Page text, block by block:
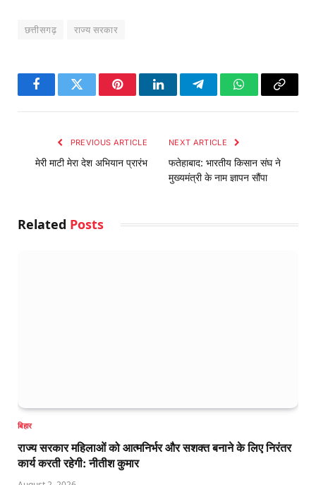
छत्तीसगढ़ राज्य सरकार
FacebookTwitter PinterestLinkedInTelegramWhatsApp
Copy
PREVIOUS ARTICLE
मेरी माटी मेरा देश अभियान प्रारंभ
NEXT ARTICLE
फतेहाबाद: भारतीय किसान संघ ने
मुख्यमंत्री के नाम ज्ञापन सौंपा
Related Posts
बिहार
राज्य सरकार महिलाओं को आत्मनिर्भर और सशक्त बनाने के लिए निरंतर
कार्य करती रहेगी: नीतीश कुमार